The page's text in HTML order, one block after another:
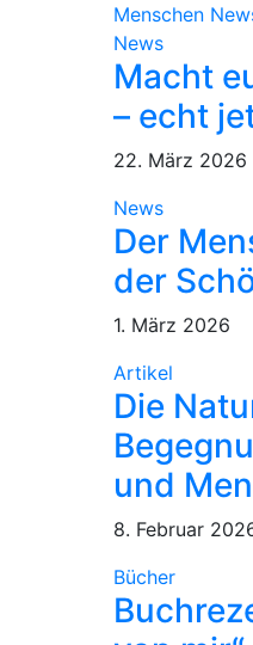
Menschen
News
Macht
– echt
22. März 2026
News
Der
der
1. März 2026
Artikel
Die
und
8. Februar
Bücher